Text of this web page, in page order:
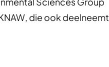
die ook deelneemt